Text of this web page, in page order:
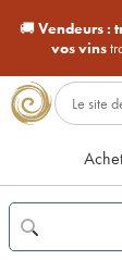
🚚Vendeurs :
vos vins